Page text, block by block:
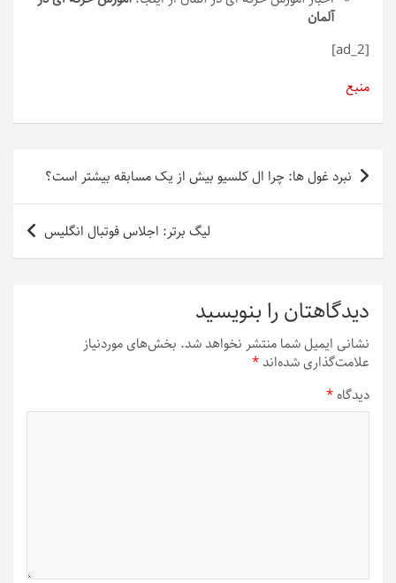
آلمان
[ad_2]
منبع
راهبری
نوشتهنبرد غول ها: چرا ال کلسیو بیش از یک مسابقه بیشتر است؟
لیگ برتر: اجلاس فوتبال انگلیس
دیدگاهتان را بنویسید
نشانی ایمیل شما منتشر نخواهد شد. بخش‌های موردنیاز
علامت‌گذاری شده‌اند*
دیدگاه*